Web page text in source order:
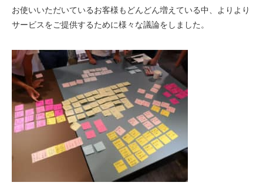
お使いいただいているお客様もどんどん増えている中、よりより
サービスをご提供するために様々な議論をしました。